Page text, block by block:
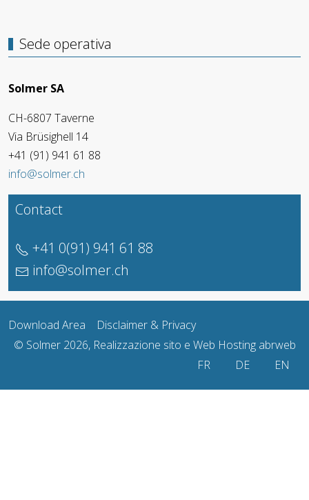
Sede operativa
Solmer SA
CH-6807 Taverne
Via Brüsighell 14
+41 (91) 941 61 88
info@solmer.ch
Contact
+41 0(91) 941 61 88
info@solmer.ch
Download Area Disclaimer & Privacy
© Solmer 2026, Realizzazione sito e Web Hosting abrweb
Seleziona la tua lingua
FR DE EN